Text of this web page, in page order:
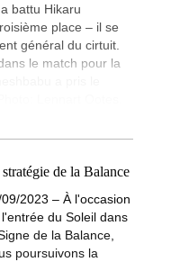
battu Hikaru
place – il se
général du cirtuit.
le match pour la
de la Balance
2023 – À l'occasion
du Soleil dans
de la Balance,
poursuivons la